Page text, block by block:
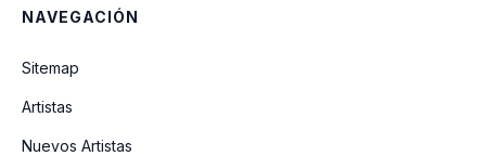
NAVEGACIÓN
Sitemap
Artistas
Nuevos Artistas